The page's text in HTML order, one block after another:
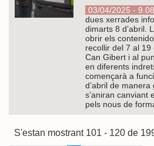
03/04/2025 -
dues xerrades
dimarts 8 d’abril.
obrir els
recollir del 7 al 19
Can Gibert i al
en diferents
començarà a
d’abril de
s’aniran canviant
pels nous de
S'estan mostrant 101 - 120 de